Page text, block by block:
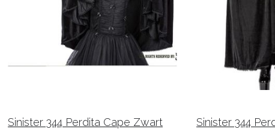
Sinister 344 Perdita Cape Zwart
Sinister 344